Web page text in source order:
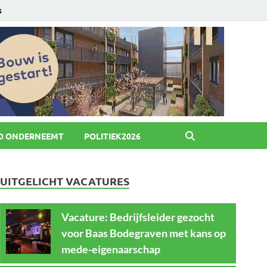
ONDERNEEMT POLITIEK2026
UITGELICHT VACATURES
Vacature: Bedrijfsleider gezocht
voor Baas Bodegraven met kans op
mede-eigenaarschap